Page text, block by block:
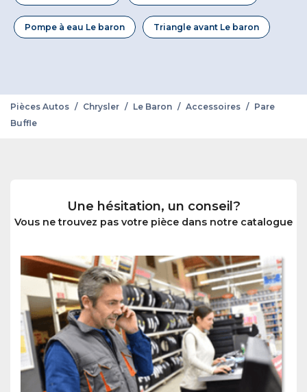
Pompe à eau Le baron Triangle avant Le baron
Pièces Autos / Chrysler / Le Baron / Accessoires / Pare
Buffle
Une hésitation, un conseil?
Vous ne trouvez pas votre pièce dans notre catalogue